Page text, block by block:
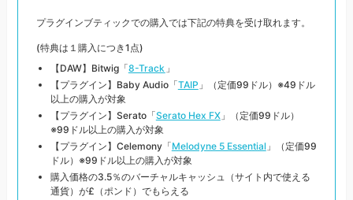
プラグインブティックでの購入では下記の特典を受け取れます。
(特典は１購入につき1点)
【DAW】Bitwig「8-Track 」
【プラグイン】Baby Audio「TAIP 」（定価99ドル）※49ドル
以上の購入が対象
【プラグイン】Serato「Serato Hex FX」（定価99ドル）
※99ドル以上の購入が対象
【プラグイン】Celemony「Melodyne 5 Essential」（定価99
ドル）※99ドル以上の購入が対象
購入価格の3.5％のバーチャルキャッシュ（サイト内で使える
通貨）が£（ポンド）でもらえる